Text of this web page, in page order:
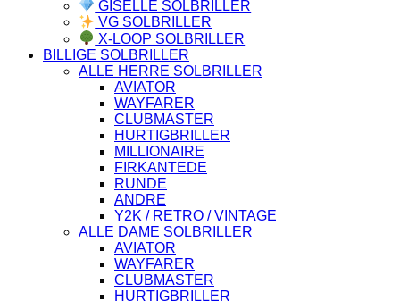
GISELLE SOLBRILLER
VG SOLBRILLER
X-LOOP SOLBRILLER
BILLIGE SOLBRILLER
ALLE HERRE SOLBRILLER
AVIATOR
WAYFARER
CLUBMASTER
HURTIGBRILLER
MILLIONAIRE
FIRKANTEDE
RUNDE
ANDRE
Y2K / RETRO / VINTAGE
ALLE DAME SOLBRILLER
AVIATOR
WAYFARER
CLUBMASTER
HURTIGBRILLER